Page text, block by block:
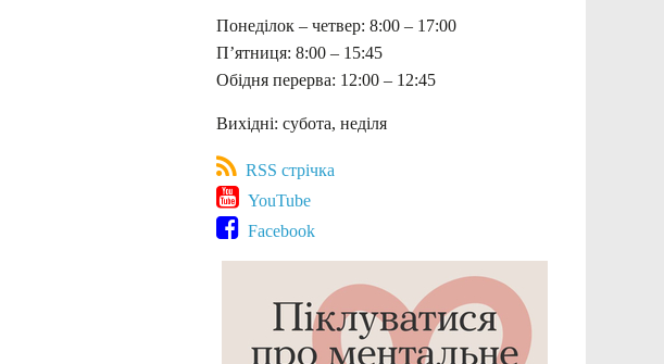
Понеділок – четвер: 8:00 – 17:00
П’ятниця: 8:00 – 15:45
Обідня перерва: 12:00 – 12:45
Вихідні: субота, неділя
RSS стрічка
YouTube
Facebook